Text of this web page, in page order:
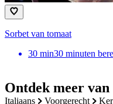
Ontdek meer
italiaans voorgerecht
Sorbet van tomaat
30 min30 minuten